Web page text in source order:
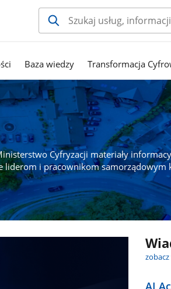
Baza wiedzy Transformacja
Cyfryzacji materiały
liderom i pracownikom samorządowym
AI